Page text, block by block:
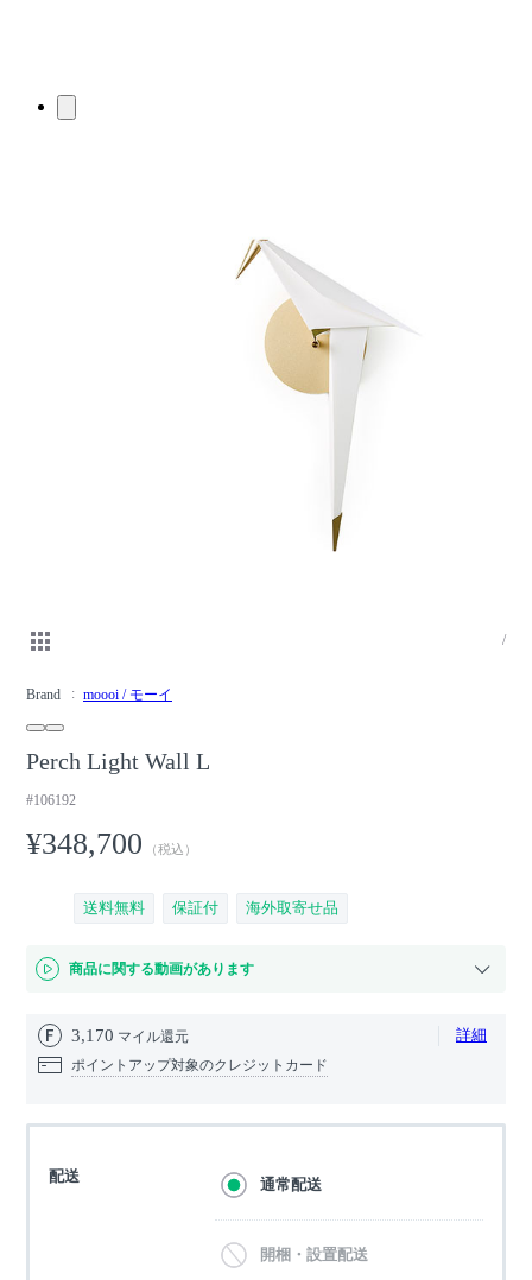
/
Brand moooi / モーイ
Perch Light Wall L
#106192
¥348,700 （税込）
送料無料 保証付 海外取寄せ品
商品に関する動画があります
3,170 マイル還元 詳細
ポイントアップ対象のクレジットカード
配送 通常配送
開梱・設置配送